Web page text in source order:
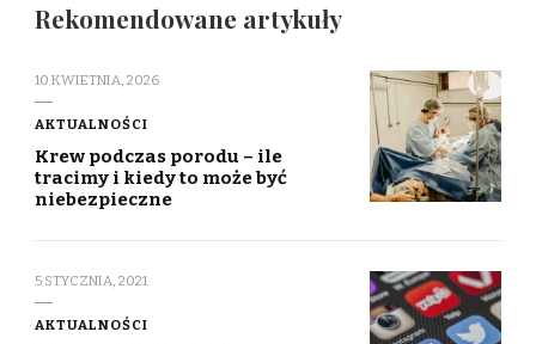
Rekomendowane artykuły
10 KWIETNIA, 2026
AKTUALNOŚCI
Krew podczas porodu – ile
tracimy i kiedy to może być
niebezpieczne
5 STYCZNIA, 2021
AKTUALNOŚCI